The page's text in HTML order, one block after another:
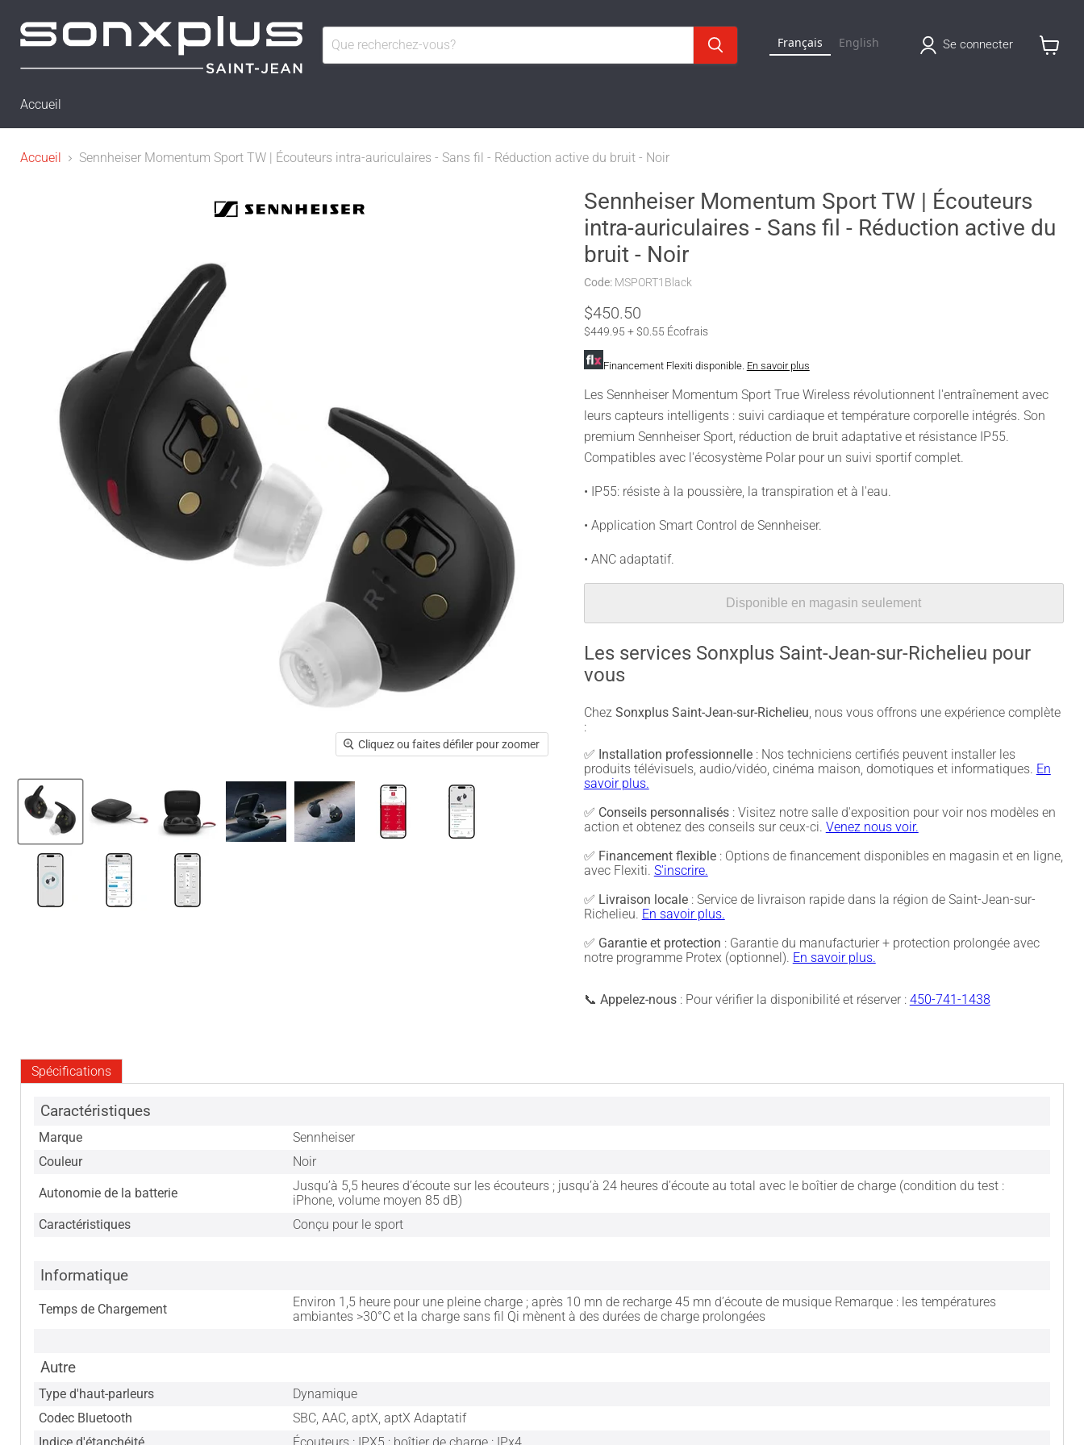
Français English Se connecter
Accueil
Accueil Sennheiser Momentum Sport TW | Écouteurs intra-auriculaires - Sans fil - Réduction active du bruit - Noir
Cliquez ou faites défiler pour zoomer
Sennheiser Momentum Sport TW | Écouteurs
intra-auriculaires - Sans fil - Réduction active du
bruit - Noir
Code: MSPORT1Black
$450.50
$449.95 + $0.55 Écofrais
Financement Flexiti disponible. En savoir plus
Les Sennheiser Momentum Sport True Wireless révolutionnent l'entraînement avec
leurs capteurs intelligents : suivi cardiaque et température corporelle intégrés. Son
premium Sennheiser Sport, réduction de bruit adaptative et résistance IP55.
Compatibles avec l'écosystème Polar pour un suivi sportif complet.
• IP55: résiste à la poussière, la transpiration et à l'eau.
• Application Smart Control de Sennheiser.
• ANC adaptatif.
Disponible en magasin seulement
Les services Sonxplus Saint-Jean-sur-Richelieu pour
vous
Chez Sonxplus Saint-Jean-sur-Richelieu, nous vous offrons une expérience complète
:
✅ Installation professionnelle: Nos techniciens certifiés peuvent installer les
produits télévisuels, audio/vidéo, cinéma maison, domotiques et informatiques. En
savoir plus.
✅ Conseils personnalisés: Visitez notre salle d'exposition pour voir nos modèles en
action et obtenez des conseils sur ceux-ci. Venez nous voir.
✅ Financement flexible: Options de financement disponibles en magasin et en ligne,
avec Flexiti. S'inscrire.
✅ Livraison locale: Service de livraison rapide dans la région de Saint-Jean-sur-
Richelieu. En savoir plus.
✅ Garantie et protection : Garantie du manufacturier + protection prolongée avec
notre programme Protex (optionnel). En savoir plus.
📞 Appelez-nous: Pour vérifier la disponibilité et réserver : 450-741-1438
Spécifications
Caractéristiques
Marque
Sennheiser
Couleur
Noir
Autonomie de la batterie
Jusqu’à 5,5 heures d’écoute sur les écouteurs ; jusqu’à 24 heures d’écoute au total avec le boîtier de charge (condition du test :
iPhone, volume moyen 85 dB)
Caractéristiques
Conçu pour le sport
Informatique
Temps de Chargement
Environ 1,5 heure pour une pleine charge ; après 10 mn de recharge 45 mn d’écoute de musique Remarque : les températures
ambiantes >30°C et la charge sans fil Qi mènent à des durées de charge prolongées
Autre
Type d'haut-parleurs
Dynamique
Codec Bluetooth
SBC, AAC, aptX, aptX Adaptatif